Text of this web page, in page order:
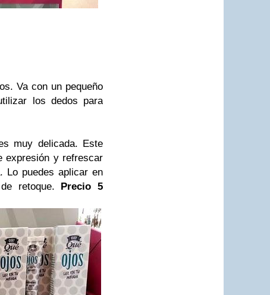
Va con un pequeño
los dedos para
muy delicada. Este
expresión y refrescar
Lo puedes aplicar en
retoque. Precio 5